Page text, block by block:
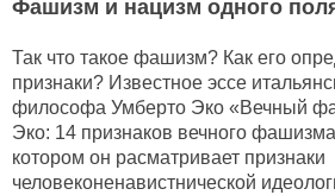
Фашизм и нацизм одного
Так что такое фашизм? Как его
признаки? Известное эссе
философа Умберто Эко «Вечный
Эко: 14 признаков вечного
котором он расматривает признаки
человеконенавистнической